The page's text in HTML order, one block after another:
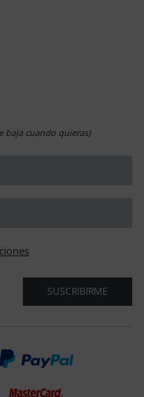
baja cuando quieras)
SUSCRIBIRME